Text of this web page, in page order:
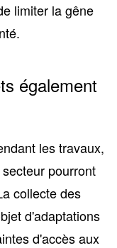
limiter la gêne
également
les travaux,
pourront
collecte des
d'adaptations
d'accès aux